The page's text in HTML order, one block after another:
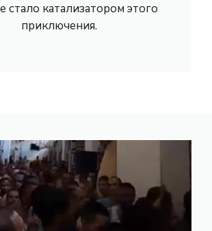
стало катализатором этого
приключения.